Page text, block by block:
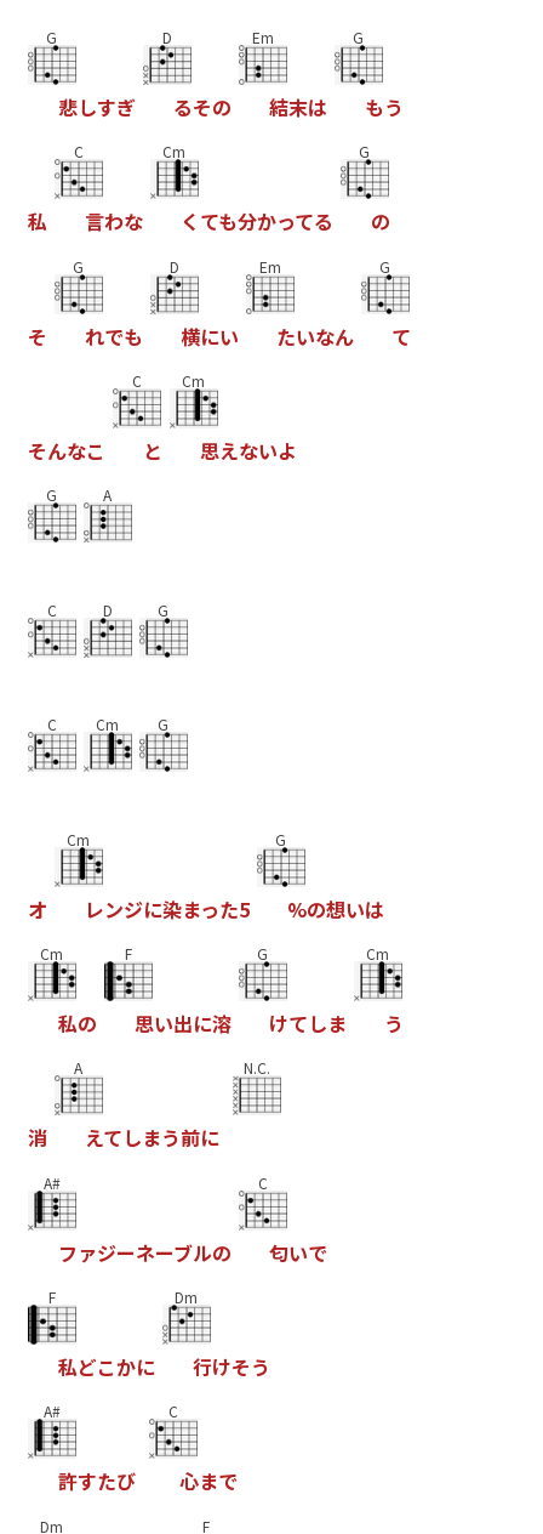
G
悲しすぎ
D
るその
Em
結末は
G
もう
私
C
言わな
Cm
く ても分かってる
G
の
そ
G
れでも
D
横にい
Em
たいなん
G
て
そんなこ
C
と
Cm
思えないよ
G A
C D G
C Cm G
オ
Cm
レンジに染まった5
G
%の想いは
Cm
私の
F
思い出に溶
G
けてしま
Cm
う
消
A
えてしまう前に
N.C.
A#
フ ァジーネーブルの
C
匂いで
F
私どこかに
Dm
行けそう
A#
許すたび
C
心まで
Dm F